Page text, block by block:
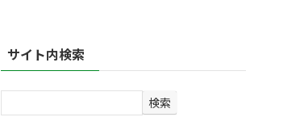
サイト内検索
索
検索